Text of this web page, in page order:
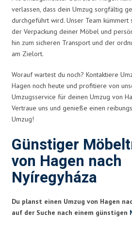
verlassen, dass dein Umzug sorgfältig
durchgeführt wird. Unser Team kümmert
der Verpackung deiner Möbel und
hin zum sicheren Transport und der
am Zielort.
Worauf wartest du noch? Kontaktiere
Hagen noch heute und profitiere von
Umzugsservice für deinen Umzug von
Vertraue uns und genieße einen
Umzug!
Günstiger
von Hagen nach
Nyíregyháza
Du planst einen Umzug von Hagen
auf der Suche nach einem günstigen